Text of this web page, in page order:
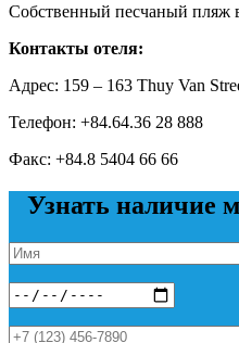
Собственный песчаный пляж
Контакты отеля:
Адрес: 159 – 163 Thuy Van
Телефон: +84.64.36 28 888
Факс: +84.8 5404 66 66
Узнать наличие